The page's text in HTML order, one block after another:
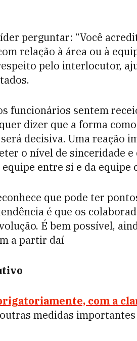
perguntar: “Você
relação à área ou à
pelo interlocutor,
funcionários sentem
dizer que a forma
decisiva. Uma reação
o nível de sinceridade e
entre si e da equipe
que pode ter
é que os
É bem possível,
a partir daí
com a
medidas